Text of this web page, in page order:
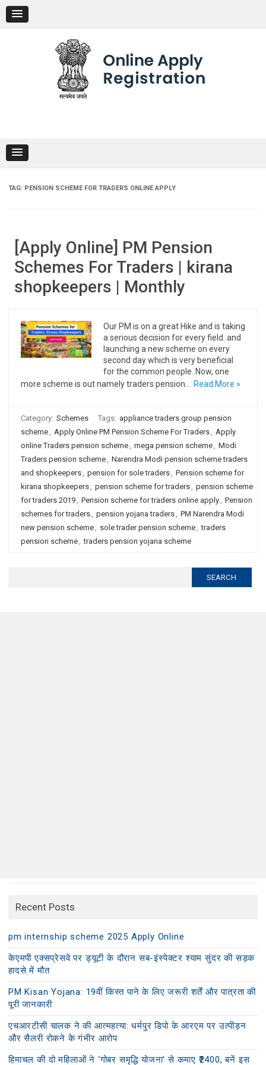
content
TAG: PENSION SCHEME FOR TRADERS ONLINE APPLY
[Apply Online] PM Pension
Schemes For Traders | kirana
shopkeepers | Monthly
Our PM is on a great Hike and is taking
a serious decision for every field. and
launching a new scheme on every
second day which is very beneficial
for the common people. Now, one
more scheme is out namely traders pension…
Read More »
Category: Schemes Tags: appliance traders group pension
scheme, Apply Online PM Pension Scheme For Traders, Apply
online Traders pension scheme, mega pension scheme, Modi
Traders pension scheme, Narendra Modi pension scheme traders
and shopkeepers, pension for sole traders, Pension scheme for
kirana shopkeepers, pension scheme for traders, pension scheme
for traders 2019, Pension scheme for traders online apply, Pension
schemes for traders, pension yojana traders, PM Narendra Modi
new pension scheme, sole trader pension scheme, traders
pension scheme, traders pension yojana scheme
Recent Posts
pm internship scheme 2025 Apply Online
केएमपी एक्सप्रेसवे पर ड्यूटी के दौरान सब-इंस्पेक्टर श्याम सुंदर की सड़क
हादसे में मौत
PM Kisan Yojana: 19वीं किस्त पाने के लिए जरूरी शर्तें और पात्रता की
पूरी जानकारी
एचआरटीसी चालक ने की आत्महत्या: धर्मपुर डिपो के आरएम पर उत्पीड़न
और सैलरी रोकने के गंभीर आरोप
हिमाचल की दो महिलाओं ने ‘गोबर समृद्धि योजना’ से कमाए ₹2400, बनें इस